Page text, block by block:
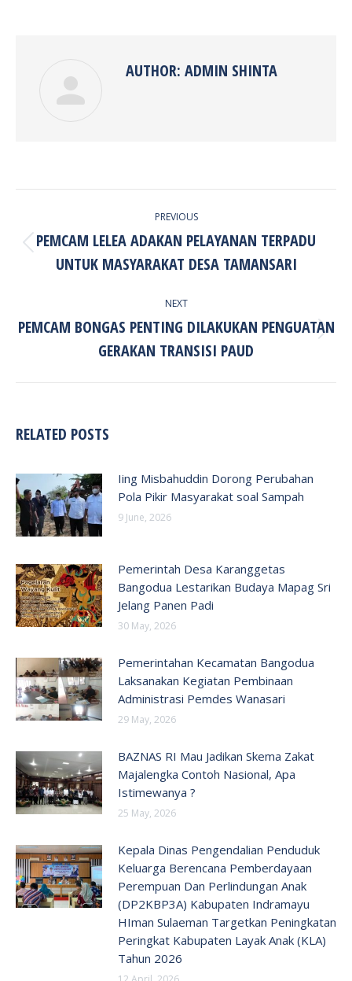
AUTHOR: ADMIN SHINTA
PREVIOUS
Previous
post:
PEMCAM LELEA ADAKAN PELAYANAN TERPADU
UNTUK MASYARAKAT DESA TAMANSARI
NEXT
Next
post:
PEMCAM BONGAS PENTING DILAKUKAN PENGUATAN
GERAKAN TRANSISI PAUD
RELATED POSTS
Iing Misbahuddin Dorong Perubahan
Pola Pikir Masyarakat soal Sampah
9 June, 2026
Pemerintah Desa Karanggetas
Bangodua Lestarikan Budaya Mapag Sri
Jelang Panen Padi
30 May, 2026
Pemerintahan Kecamatan Bangodua
Laksanakan Kegiatan Pembinaan
Administrasi Pemdes Wanasari
29 May, 2026
BAZNAS RI Mau Jadikan Skema Zakat
Majalengka Contoh Nasional, Apa
Istimewanya ?
25 May, 2026
Kepala Dinas Pengendalian Penduduk
Keluarga Berencana Pemberdayaan
Perempuan Dan Perlindungan Anak
(DP2KBP3A) Kabupaten Indramayu
HIman Sulaeman Targetkan Peningkatan
Peringkat Kabupaten Layak Anak (KLA)
Tahun 2026